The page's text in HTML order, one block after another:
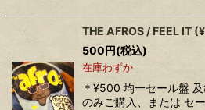
THE AFROS / FEEL IT
500円(税込)
在庫わずか
＊¥500 均一セール盤
のみご購入、または セ